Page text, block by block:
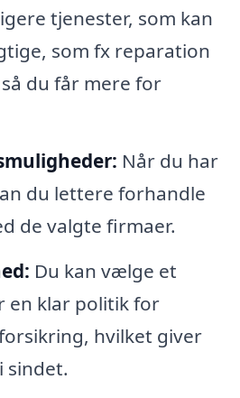
tjenester, som kan
som fx reparation
du får mere for
Når du har
du lettere forhandle
de valgte firmaer.
Du kan vælge et
en klar politik for
hvilket giver
sindet.